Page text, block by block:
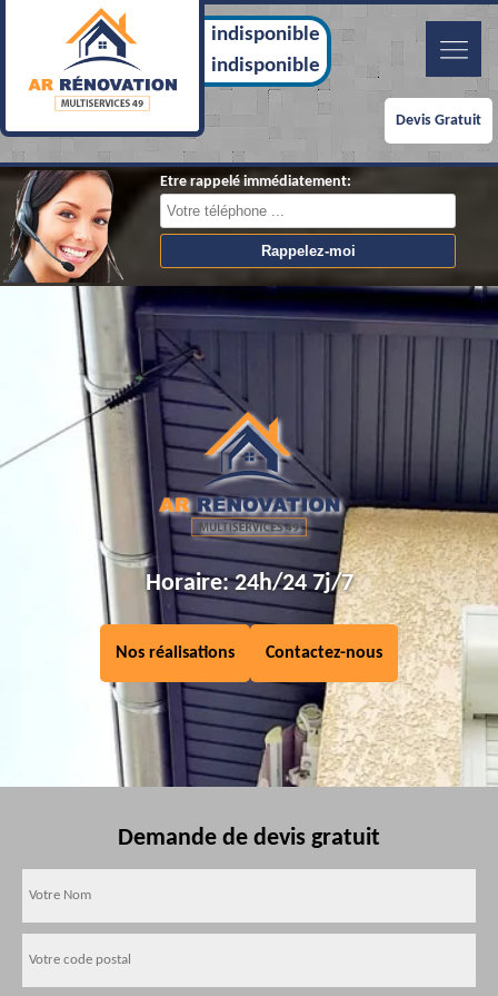
indisponible
indisponible
Devis Gratuit
Etre rappelé immédiatement:
Horaire: 24h/24 7j/7
Nos réalisations Contactez-nous
Demande de devis gratuit